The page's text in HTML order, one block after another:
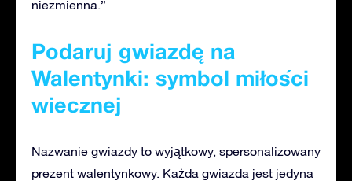
niezmienna.”
Podaruj gwiazdę na
Walentynki: symbol miłości
wiecznej
Nazwanie gwiazdy to wyjątkowy, spersonalizowany
prezent walentynkowy. Każda gwiazda jest jedyna